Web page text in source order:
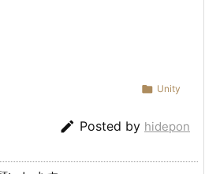
 Unity
 Posted by hidepon